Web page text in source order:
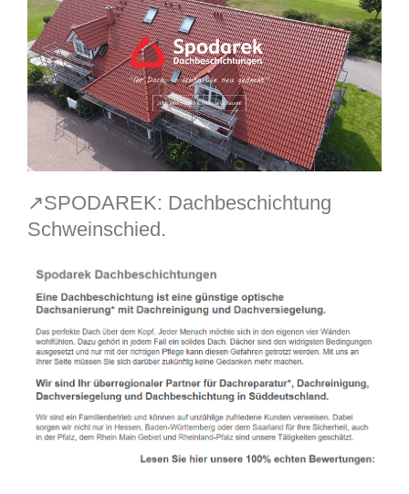
↗️SPODAREK: Dachbeschichtung
Schweinschied.